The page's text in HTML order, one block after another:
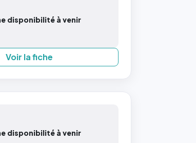
disponibilité à venir
Voir la fiche
disponibilité à venir